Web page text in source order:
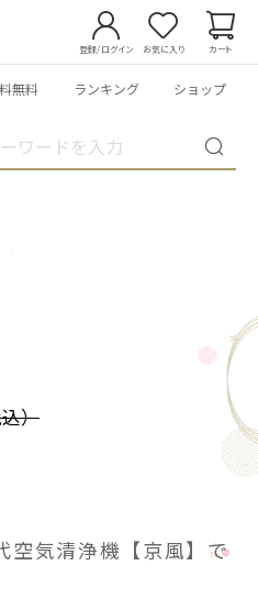
登録/ログイン お気に入り カート
無料 ランキング ショップ
）
空気清浄機【京風】で